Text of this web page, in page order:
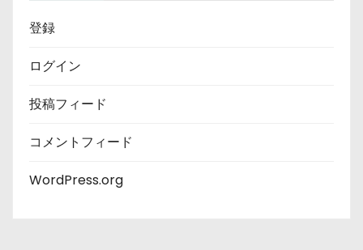
登録
ログイン
投稿フィード
コメントフィード
WordPress.org